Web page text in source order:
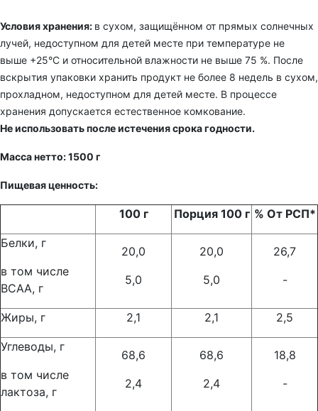
Условия хранения: в сухом, защищённом от прямых солнечных
лучей, недоступном для детей месте при температуре не
выше +25°С и относительной влажности не выше 75 %. После
вскрытия упаковки хранить продукт не более 8 недель в сухом,
прохладном, недоступном для детей месте. В процессе
хранения допускается естественное комкование.
Не использовать после истечения срока годности.
Масса нетто: 1500 г
Пищевая ценность:
100 г Порция 100 г % От РСП*
Белки, г
в том числе
BCAA, г
20,0
5,0
20,0
5,0
26,7
-
Жиры, г 2,1 2,1 2,5
Углеводы, г
в том числе
лактоза, г
68,6
2,4
68,6
2,4
18,8
-